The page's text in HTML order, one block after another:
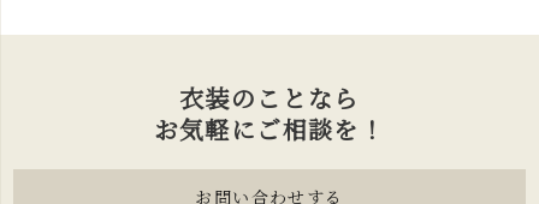
衣装のことなら
お気軽にご相談を！
お問い合わせする